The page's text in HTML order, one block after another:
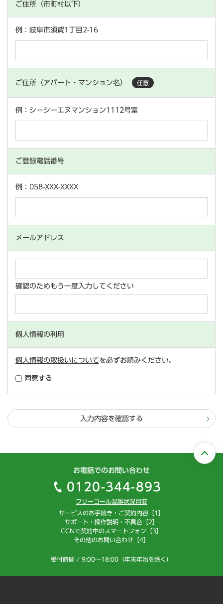
ご住所（市町村以下）
例：岐阜市須賀1丁目2-16
ご住所（アパート・マンション名） 任意
例：シーシーエヌマンション1112号室
ご登録電話番号
例：058-XXX-XXXX
メールアドレス
確認のためもう一度入力してください
個人情報の利用
個人情報の取扱いについてを必ずお読みください。
同意する
入力内容を確認する
お電話でのお問い合わせ
0120-344-893
フリーコール混雑状況目安
サービスのお手続き・ご契約内容［1］
サポート・操作説明・不具合［2］
CCNで契約中のスマートフォン［3］
その他のお問い合わせ［4］
受付時間 / 9:00～18:00（年末年始を除く）